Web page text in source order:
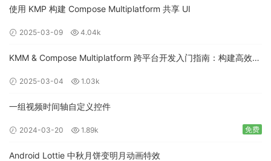
使用 KMP 构建 Compose Multiplatform 共享 UI
2025-03-09 4.04k
KMM & Compose Multiplatform 跨平台开发入门指南：构建高效的
2025-03-04 1.03k
一组视频时间轴自定义控件
2024-03-20 1.89k 免费
Android Lottie 中秋月饼变明月动画特效